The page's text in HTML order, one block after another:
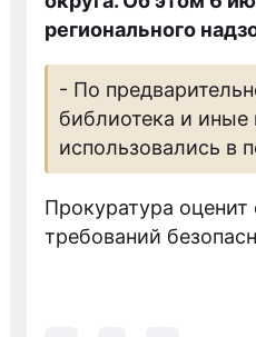
регионального
- По
библиотека и
использовались в
Прокуратура
требований